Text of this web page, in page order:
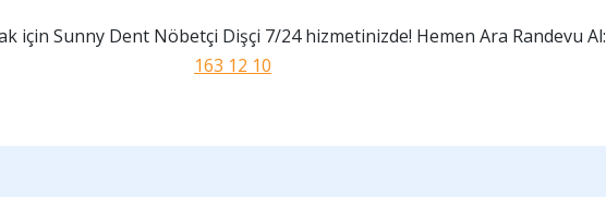
için Sunny Dent Nöbetçi Dişçi 7/24 hizmetinizde! Hemen Ara Randevu Al:
163 12 10